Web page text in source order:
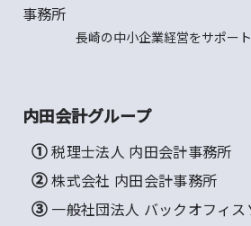
長崎の中小企業経営をサポート
内田会計グループ
① 税理士法人 内田会計事務所
② 株式会社 内田会計事務所
③ 一般社団法人 バックオフィスソリューション